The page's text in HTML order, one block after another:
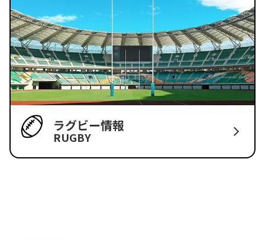
ラグビー情報
RUGBY